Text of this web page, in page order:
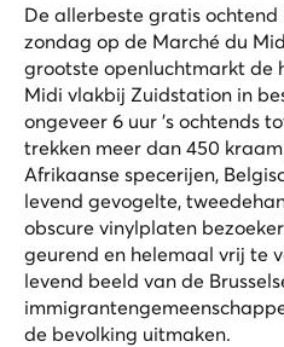
De allerbeste gratis ochtend
zondag op de Marché du
grootste openluchtmarkt de
Midi vlakbij Zuidstation in
ongeveer 6 uur ’s ochtends
trekken meer dan 450
Afrikaanse specerijen,
levend gevogelte,
obscure vinylplaten
geurend en helemaal vrij te
levend beeld van de
de bevolking uitmaken.